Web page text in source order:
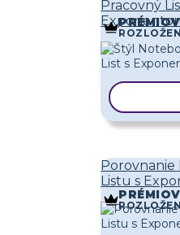
Pracovný
Porovnanie
Listu s